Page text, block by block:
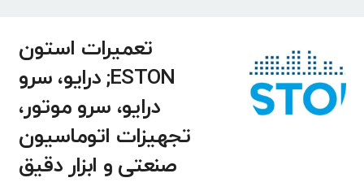
تعمیرات استون
ESTON; درایو، سرو
درایو، سرو موتور،
تجهیزات اتوماسیون
صنعتی و ابزار دقیق